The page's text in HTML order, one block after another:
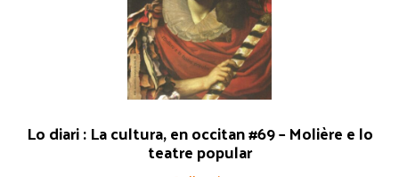
Lo diari : La cultura, en occitan #69 – Molière e lo
teatre popular